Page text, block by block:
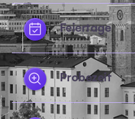
Feiertage
Probezeit